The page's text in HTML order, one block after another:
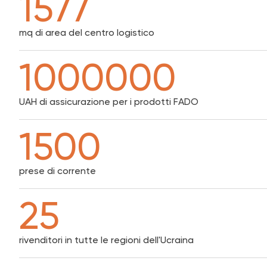
Per anni
Ingegneria idraulica
Per anni
Ingegneria idraulica
1577
mq di area del centro logistico
1000000
UAH di assicurazione per i prodotti FADO
1500
prese di corrente
25
rivenditori in tutte le regioni dell'Ucraina